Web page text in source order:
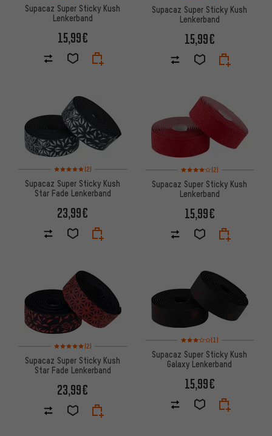
Supacaz Super Sticky Kush
Lenkerband
15,99€
Supacaz Super Sticky Kush
Lenkerband
15,99€
Bewertungen: 5 von 5 basierend auf 2 Bewertungen
(2)
Supacaz Super Sticky Kush
Star Fade Lenkerband
23,99€
Bewertungen: 4 von 5
(2)
Supacaz Super Sticky Kush
Lenkerband
15,99€
Bewertungen: 5 von 5 basierend auf 2 Bewertungen
(2)
Supacaz Super Sticky Kush
Star Fade Lenkerband
23,99€
Bewertungen: 3 von 5
(1)
Supacaz Super Sticky Kush
Galaxy Lenkerband
15,99€